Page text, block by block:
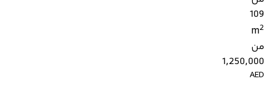
109
m2
من
1,250,000
AED